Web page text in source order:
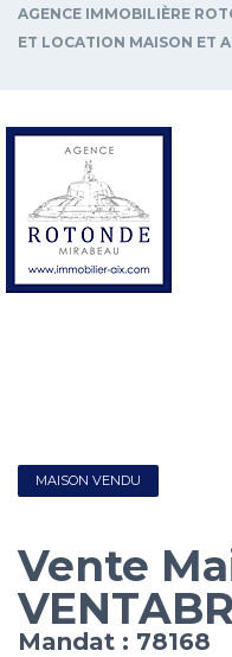
AGENCE IMMOBILIÈRE
ET LOCATION MAISON ET
MAISON VENDU
Vente
Mandat : 78168